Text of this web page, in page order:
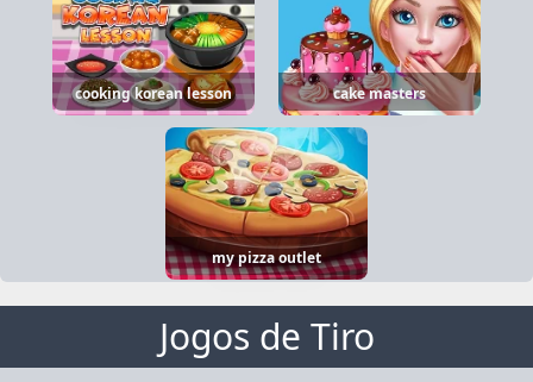
cooking korean lesson cake masters
my pizza outlet
Jogos de Tiro